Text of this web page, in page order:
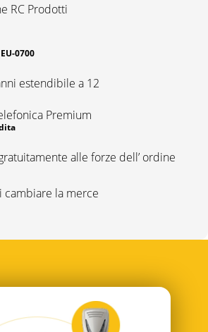
RC Prodotti
0700
estendibile a 12
Premium
alle forze dell’ ordine
cambiare la merce